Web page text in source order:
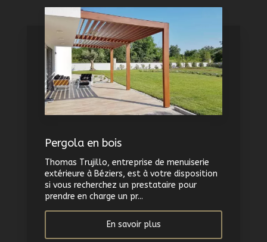
Pergola en bois
Thomas Trujillo, entreprise de menuiserie
extérieure à Béziers, est à votre disposition
si vous recherchez un prestataire pour
prendre en charge un pr...
En savoir plus